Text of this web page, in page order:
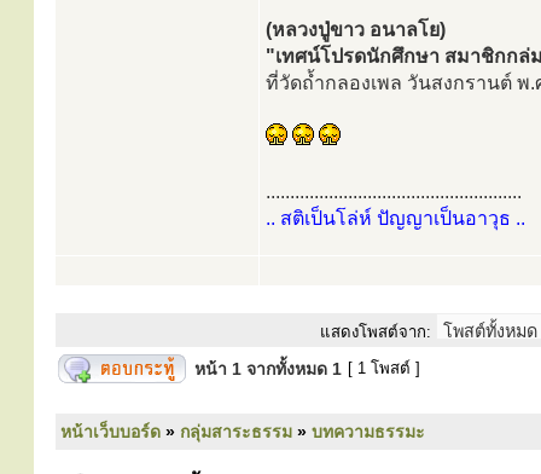
(หลวงปู่ขาว อนาลโย)
"เทศน์โปรดนักศึกษา สมาชิกกล่
ที่วัดถ้ำกลองเพล วันสงกรานต์ พ
.....................................................
.. สติเป็นโล่ห์ ปัญญาเป็นอาวุธ ..
แสดงโพสต์จาก:
หน้า 1 จากทั้งหมด 1 [ 1 โพสต์ ]
หน้าเว็บบอร์ด » กลุ่มสาระธรรม » บทความธรรมะ